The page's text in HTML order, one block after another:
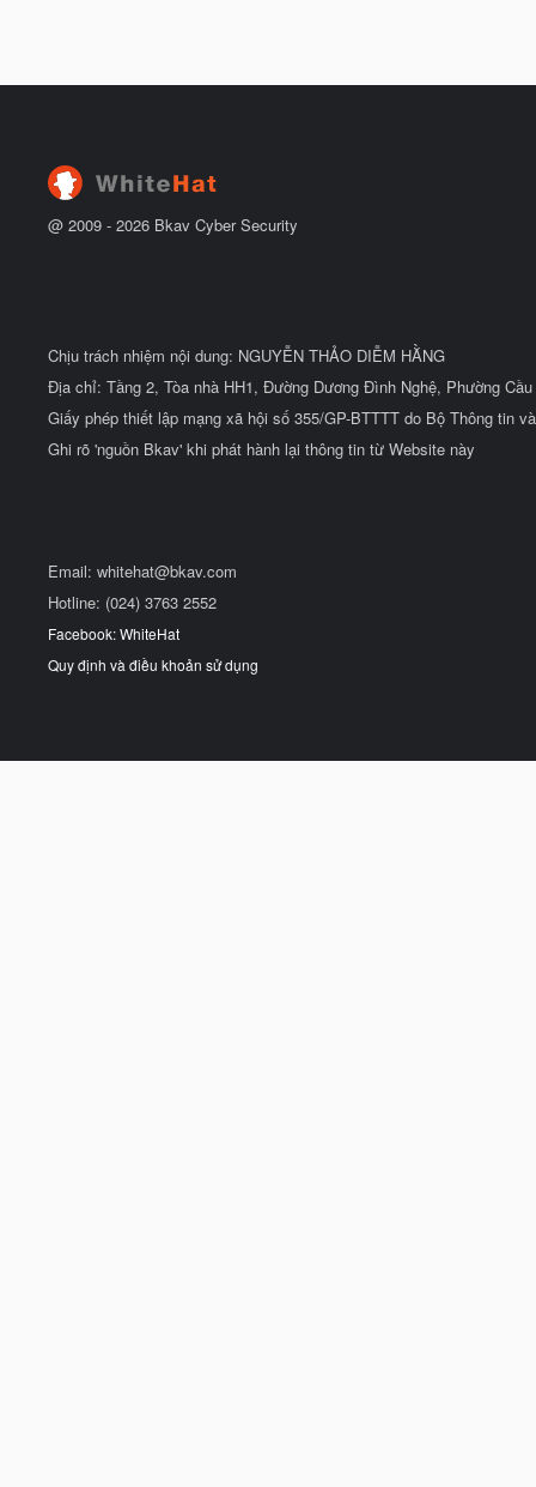
@ 2009 - 2026 Bkav Cyber Security
Chịu trách nhiệm nội dung: NGUYỄN THẢO DIỄM HẰNG
Địa chỉ: Tầng 2, Tòa nhà HH1, Đường Dương Đình Nghệ, Phường
Giấy phép thiết lập mạng xã hội số 355/GP-BTTTT do Bộ Thông tin
Ghi rõ 'nguồn Bkav' khi phát hành lại thông tin từ Website này
Email: whitehat@bkav.com
Hotline: (024) 3763 2552
Facebook: WhiteHat
Quy định và điều khoản sử dụng